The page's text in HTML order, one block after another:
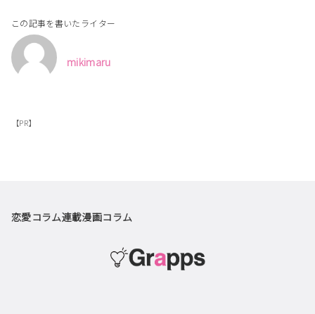
この記事を書いたライター
mikimaru
【PR】
恋愛コラム連載漫画コラム